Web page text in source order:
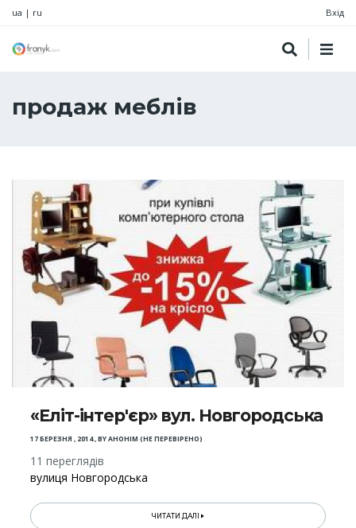
ua | ru Вхід
продаж меблів
«Еліт-інтер'єр» вул. Новгородська
17 БЕРЕЗНЯ , 2014,BYАНОНІМ (НЕ ПЕРЕВІРЕНО)
11 переглядів
вулиця Новгородська
ЧИТАТИ ДАЛІ